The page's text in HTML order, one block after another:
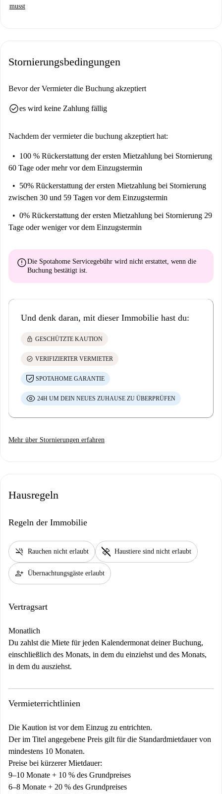
Supermärkte, Restaurants und andere Dienstleistungen.
Akademie für Musikkunst; 1 km Universität Lodz; 3 km Kunstakademie.
WOHNUNG NEU RENOVIERT
zu bieten
DATENSCHUTZ
Separater Eingang zum Studio, gesichertes Treppenhaus mit
Gegensprechanlage,
VOLLSTÄNDIGE AUSSTATTUNG
nach bestimmten Standards vorbereitet, damit Sie sich vom ersten
Tag Ihres Aufenthalts an wohl fühlen können,
Zur Verfügung gestellte Ausstattung: Doppelschlafsofa,
Mikrowelle, Kühlschrank mit Gefrierfach, Wasserkocher,
Töpfe, Besteck, Gläser, Teller, Bratpfanne und anderes
notwendiges Kochzubehör.
musst
Stornierungsbedingungen
Bevor der Vermieter die Buchung akzeptiert
check_circlees wird keine Zahlung fällig
Nachdem der vermieter die buchung akzeptiert hat:
100 % Rückerstattung der ersten Mietzahlung bei Stornierung
60 Tage oder mehr vor dem Einzugstermin
50% Rückerstattung der ersten Mietzahlung bei Stornierung
zwischen 30 und 59 Tagen vor dem Einzugstermin
0% Rückerstattung der ersten Mietzahlung bei Stornierung 29
Tage oder weniger vor dem Einzugstermin
errorDie Spotahome Servicegebühr wird nicht erstattet, wenn die
Buchung bestätigt ist.
Und denk daran, mit dieser Immobilie hast du:
lock GESCHÜTZTE KAUTION
check_circle VERIFIZIERTER VERMIETER
SPOTAHOME GARANTIE
24H UM DEIN NEUES ZUHAUSE ZU ÜBERPRÜFEN
Mehr über Stornierungen erfahren
Hausregeln
Regeln der Immobilie
smoke_free Rauchen nicht erlaubt pet_supplies Haustiere sind nicht erlaubt
person_add Übernachtungsgäste erlaubt
Vertragsart
Monatlich
Du zahlst die Miete für jeden Kalendermonat deiner Buchung,
einschließlich des Monats, in dem du einziehst und des Monats,
in dem du ausziehst.
Vermieterrichtlinien
Die Kaution ist vor dem Einzug zu entrichten.
Der im Titel angegebene Preis gilt für die Standardmietdauer von
mindestens 10 Monaten.
Preise bei kürzerer Mietdauer:
9–10 Monate + 10 % des Grundpreises
6–8 Monate + 20 % des Grundpreises